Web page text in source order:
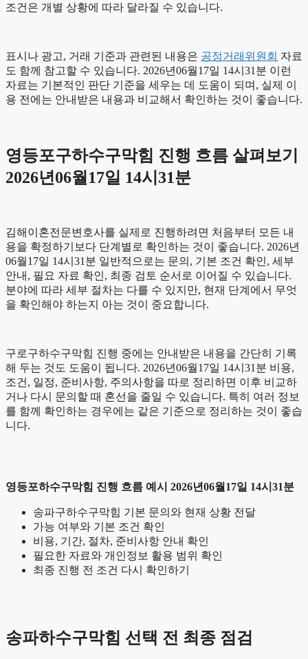
조건은 개별 상황에 따라 달라질 수 있습니다.
표시나 광고, 거래 기준과 관련된 내용은 공정거래위원회 자료
도 함께 참고할 수 있습니다. 2026년06월17일 14시31분 이런
자료는 기본적인 판단 기준을 세우는 데 도움이 되며, 실제 이
용 전에는 안내받은 내용과 비교해서 확인하는 것이 좋습니다.
영등포구하수구막힘 진행 흐름 살펴보기
2026년06월17일 14시31분
김해이혼전문변호사를 실제로 진행하려면 처음부터 모든 내
용을 확정하기보다 단계별로 확인하는 것이 좋습니다. 2026년
06월17일 14시31분 일반적으로는 문의, 기본 조건 확인, 세부
안내, 필요 자료 확인, 최종 검토 순서로 이어질 수 있습니다.
분야에 따라 세부 절차는 다를 수 있지만, 현재 단계에서 무엇
을 확인해야 하는지 아는 것이 중요합니다.
구로구하수구막힘 진행 중에는 안내받은 내용을 간단히 기록
해 두는 것도 도움이 됩니다. 2026년06월17일 14시31분 비용,
조건, 일정, 준비사항, 주의사항을 따로 정리하면 이후 비교하
거나 다시 문의할 때 혼선을 줄일 수 있습니다. 특히 여러 정보
를 함께 확인하는 경우에는 같은 기준으로 정리하는 것이 좋습
니다.
영등포하수구막힘 진행 흐름 예시 2026년06월17일 14시31분
송파구하수구막힘 기본 문의와 현재 상황 전달
가능 여부와 기본 조건 확인
비용, 기간, 절차, 준비사항 안내 확인
필요한 자료와 개인정보 활용 범위 확인
최종 진행 전 조건 다시 확인하기
송파하수구막힘 선택 전 최종 점검